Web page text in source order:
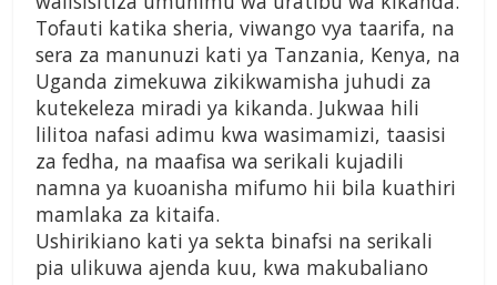
Tofauti katika sheria, viwango vya taarifa, na
sera za manunuzi kati ya Tanzania, Kenya, na
Uganda zimekuwa zikikwamisha juhudi za
kutekeleza miradi ya kikanda. Jukwaa hili
lilitoa nafasi adimu kwa wasimamizi, taasisi
za fedha, na maafisa wa serikali kujadili
namna ya kuoanisha mifumo hii bila kuathiri
mamlaka za kitaifa.
Ushirikiano kati ya sekta binafsi na serikali
pia ulikuwa ajenda kuu, kwa makubaliano